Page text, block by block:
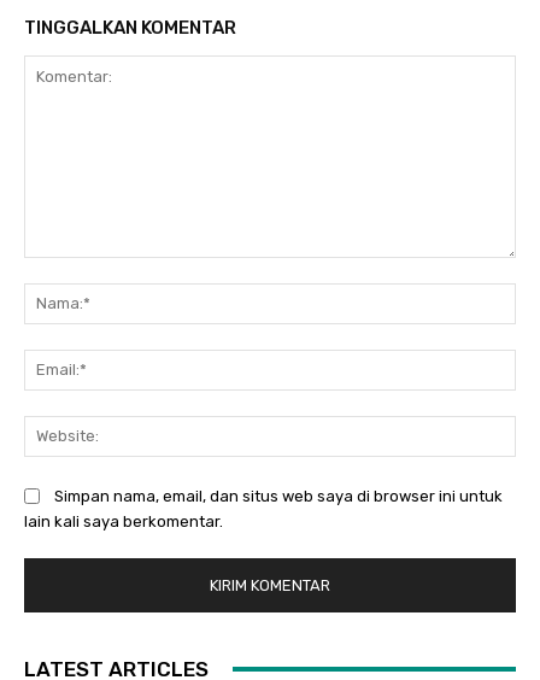
TINGGALKAN KOMENTAR
Simpan nama, email, dan situs web saya di browser ini untuk
lain kali saya berkomentar.
LATEST ARTICLES